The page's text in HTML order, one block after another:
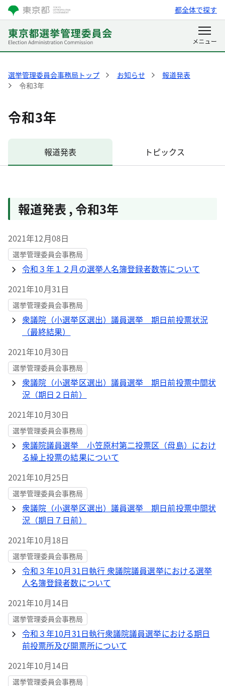
都全体で探す
選挙管理委員会事務局トップ お知らせ
報道発表
令和3年
令和3年
報道発表 トピックス
報道発表 ,令和3年
2021年12月08日
選挙管理委員会事務局
令和３年１２月の選挙人名簿登録者数等について
2021年10月31日
選挙管理委員会事務局
衆議院（小選挙区選出）議員選挙 期日前投票状況
（最終結果）
2021年10月30日
選挙管理委員会事務局
衆議院（小選挙区選出）議員選挙 期日前投票中間状
況（期日２日前）
2021年10月30日
選挙管理委員会事務局
衆議院議員選挙 小笠原村第二投票区（母島）におけ
る繰上投票の結果について
2021年10月25日
選挙管理委員会事務局
衆議院（小選挙区選出）議員選挙 期日前投票中間状
況（期日７日前）
2021年10月18日
選挙管理委員会事務局
令和３年10月31日執行 衆議院議員選挙における選挙
人名簿登録者数について
2021年10月14日
選挙管理委員会事務局
令和３年10月31日執行衆議院議員選挙における期日
前投票所及び開票所について
2021年10月14日
選挙管理委員会事務局